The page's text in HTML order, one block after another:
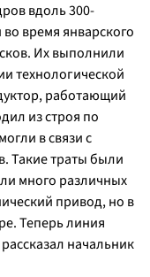
вдоль 300-
время январского
Их выполнили
технологической
работающий
из строя по
в связи с
Такие траты были
много различных
привод, но в
Теперь линия
начальник